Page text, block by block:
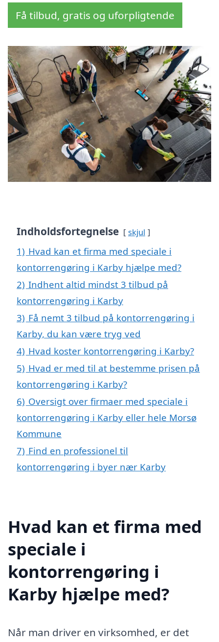
Få tilbud, gratis og uforpligtende
Indholdsfortegnelse skjul
1) Hvad kan et firma med speciale i
kontorrengøring i Karby hjælpe med?
2) Indhent altid mindst 3 tilbud på
kontorrengøring i Karby
3) Få nemt 3 tilbud på kontorrengøring i
Karby, du kan være tryg ved
4) Hvad koster kontorrengøring i Karby?
5) Hvad er med til at bestemme prisen på
kontorrengøring i Karby?
6) Oversigt over firmaer med speciale i
kontorrengøring i Karby eller hele Morsø
Kommune
7) Find en professionel til
kontorrengøring i byer nær Karby
Hvad kan et firma med
speciale i
kontorrengøring i
Karby hjælpe med?
Når man driver en virksomhed, er det